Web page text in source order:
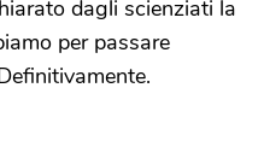
dagli scienziati la
per passare